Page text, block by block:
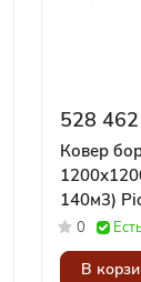
528
Ковер
0
В